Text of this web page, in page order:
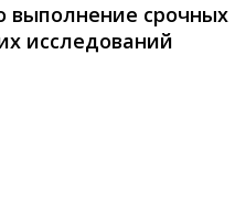
выполнение срочных
исследований